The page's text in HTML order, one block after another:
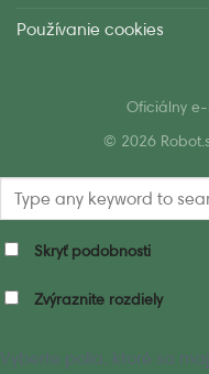
Používanie cookies
Oficiálny e-
© 2026
Skryť podobnosti
Zvýraznite rozdiely
Vyberte polia, ktoré sa